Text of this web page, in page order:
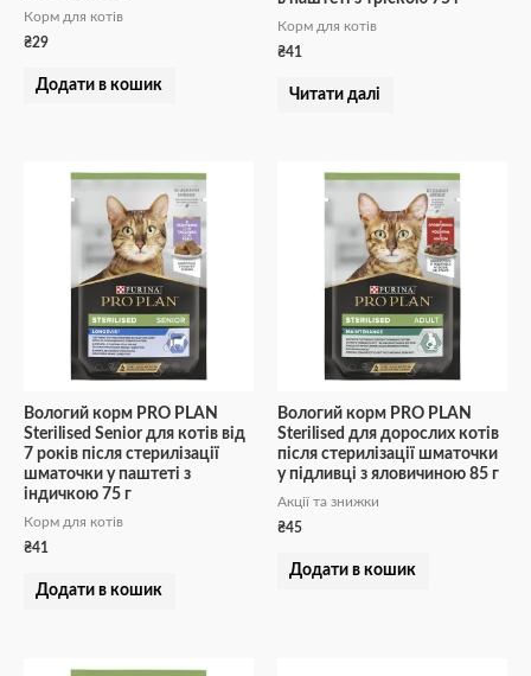
Корм для котів
₴29
Додати в кошик
Корм для котів
₴41
Читати далі
Вологий корм PRO PLAN
Sterilised Senior для котів від
7 років після стерилізації
шматочки у паштеті з
індичкою 75 г
Корм для котів
₴41
Додати в кошик
Вологий корм PRO PLAN
Sterilised для дорослих котів
після стерилізації шматочки
у підливці з яловичиною 85 г
Акції та знижки
₴45
Додати в кошик